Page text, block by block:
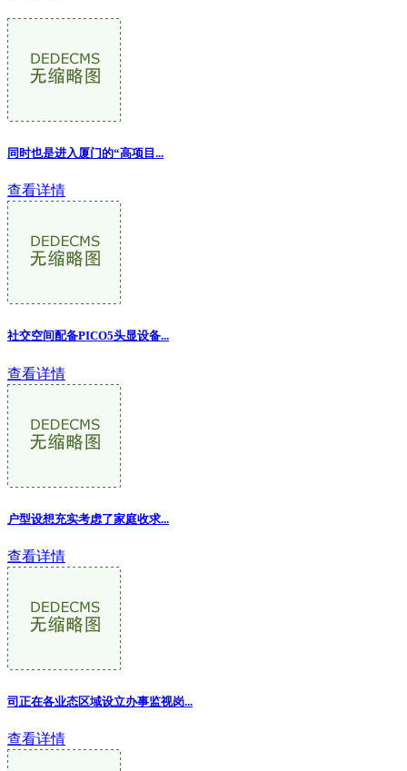
同时也是进入厦门的“高项目...
查看详情
社交空间配备PICO5头显设备...
查看详情
户型设想充实考虑了家庭收求...
查看详情
司正在各业态区域设立办事监视岗...
查看详情